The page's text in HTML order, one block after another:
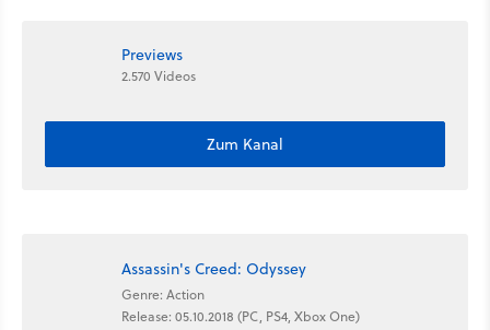
Previews
2.570 Videos
Zum Kanal
Assassin's Creed: Odyssey
Genre: Action
Release: 05.10.2018 (PC, PS4, Xbox One)